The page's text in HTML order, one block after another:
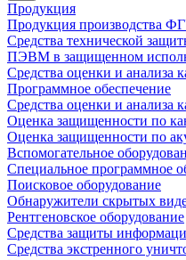
Продукция
Продукция производства
Средства технической
ПЭВМ в защищенном
Средства оценки и анализа
Программное обеспечение
Средства оценки и анализа
Оценка защищенности по
Оценка защищенности по
Вспомогательное
Специальное программное
Поисковое оборудование
Обнаружители скрытых
Рентгеновское оборудование
Средства защиты
Средства экстренного